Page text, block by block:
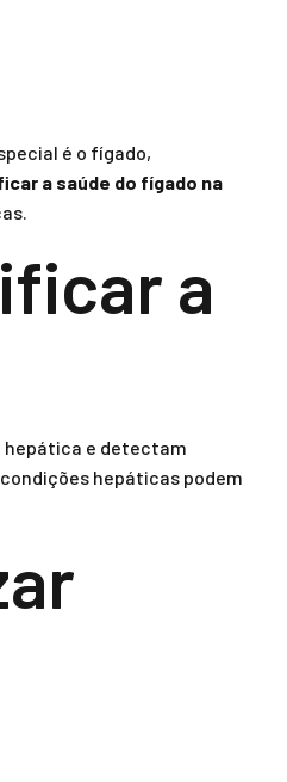
é o fígado,
a saúde do fígado na
a
hepática e detectam
hepáticas podem